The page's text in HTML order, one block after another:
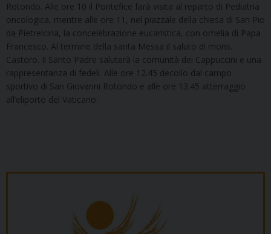
Rotondo. Alle ore 10 il Pontefice farà visita al reparto di Pediatria
oncologica, mentre alle ore 11, nel piazzale della chiesa di San Pio
da Pietrelcina, la concelebrazione eucaristica, con omelia di Papa
Francesco. Al termine della santa Messa il saluto di mons.
Castoro. Il Santo Padre saluterà la comunità dei Cappuccini e una
rappresentanza di fedeli. Alle ore 12.45 decollo dal campo
sportivo di San Giovanni Rotondo e alle ore 13.45 atterraggio
all’eliporto del Vaticano.